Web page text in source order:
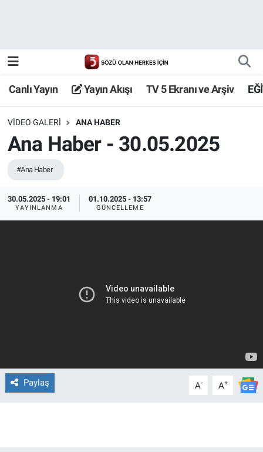
Canlı Yayın Yayın Akışı TV 5 Ekranı ve Arşiv
VIDEO GALERI ANA HABER
Ana Haber - 30.05.2025
#Ana Haber
30.05.2025 - 19:01
YAYINLANMA
01.10.2025 - 13:57
GÜNCELLEME
Paylaş A- A+
TV 5 Ekranı ve Arşiv